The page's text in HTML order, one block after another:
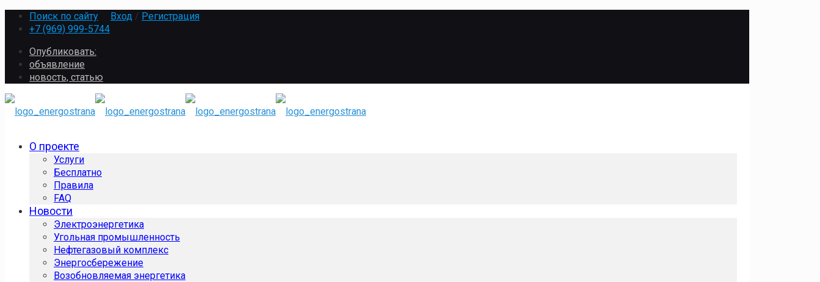
Поиск по сайту Вход / Регистрация
+7 (969) 999-5744
Опубликовать:
объявление
новость, статью
О проекте
Услуги
Бесплатно
Правила
FAQ
Новости
Электроэнергетика
Угольная промышленность
Нефтегазовый комплекс
Энергосбережение
Возобновляемая энергетика